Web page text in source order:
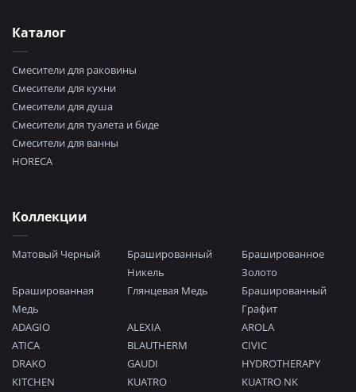
Каталог
Смесители для раковины
Смесители для кухни
Смесители для душа
Смесители для туалета и биде
Смесители для ванны
HORECA
Коллекции
Матовый Черный
Брашированный
Никель
Брашированное
Золото
Брашированная
Медь
Глянцевая Медь
Брашированный
Графит
ADAGIO
ALEXIA
AROLA
ATICA
BLAUTHERM
CIVIC
DRAKO
GAUDI
HYDROTHERAPY
KITCHEN
KUATRO
KUATRO NK